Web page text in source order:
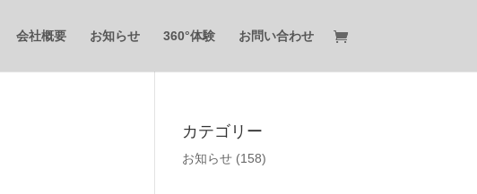
会社概要 お知らせ 360°体験 お問い合わせ
カテゴリー
お知らせ (158)